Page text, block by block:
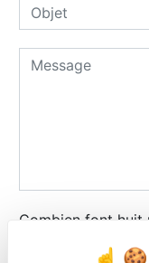
Combien font huit